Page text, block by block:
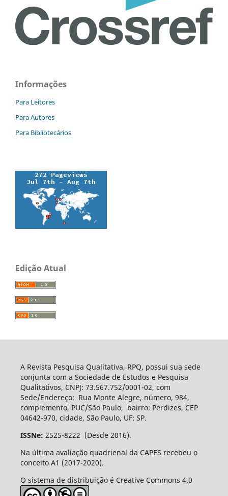
Informações
Para Leitores
Para Autores
Para Bibliotecários
Edição Atual
A Revista Pesquisa Qualitativa, RPQ, possui sua sede
conjunta com a Sociedade de Estudos e Pesquisa
Qualitativos, CNPJ: 73.567.752/0001-02, com
Sede/Endereço: Rua Monte Alegre, número, 984,
complemento, PUC/São Paulo, bairro: Perdizes, CEP
04642-970, cidade, São Paulo, UF: SP.
ISSNe: 2525-8222 (Desde 2016).
Na última avaliação quadrienal da CAPES recebeu o
conceito A1 (2017-2020).
O sistema de distribuição é Creative Commons 4.0